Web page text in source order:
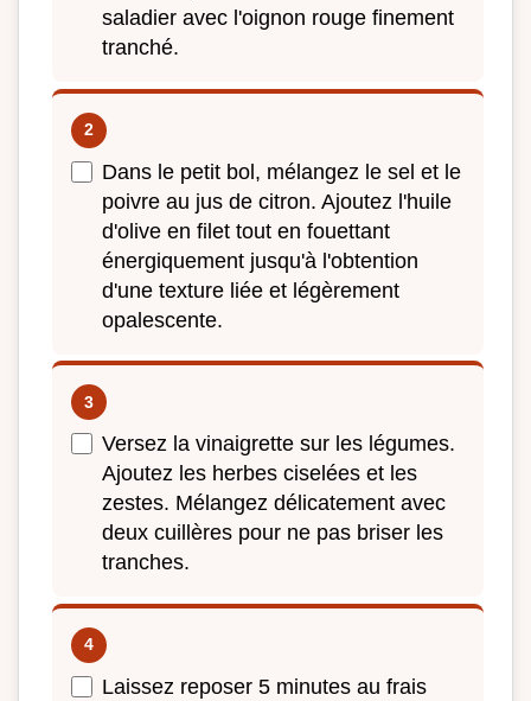
saladier avec l'oignon rouge finement
tranché.
Dans le petit bol, mélangez le sel et le
poivre au jus de citron. Ajoutez l'huile
d'olive en filet tout en fouettant
énergiquement jusqu'à l'obtention
d'une texture liée et légèrement
opalescente.
Versez la vinaigrette sur les légumes.
Ajoutez les herbes ciselées et les
zestes. Mélangez délicatement avec
deux cuillères pour ne pas briser les
tranches.
Laissez reposer 5 minutes au frais